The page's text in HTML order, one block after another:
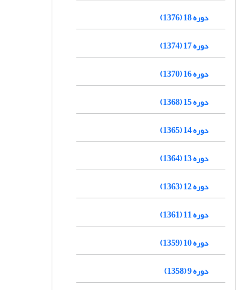
دوره 18 (1376)
دوره 17 (1374)
دوره 16 (1370)
دوره 15 (1368)
دوره 14 (1365)
دوره 13 (1364)
دوره 12 (1363)
دوره 11 (1361)
دوره 10 (1359)
دوره 9 (1358)